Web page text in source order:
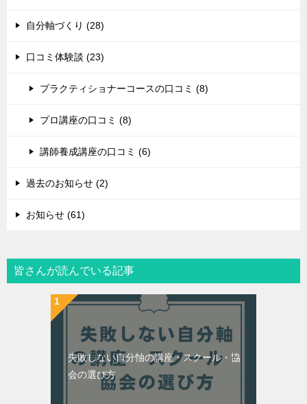
自分軸づくり (28)
口コミ体験談 (23)
プラクティショナーコースの口コミ (8)
プロ講座の口コミ (8)
講師養成講座の口コミ (6)
過去のお知らせ (2)
お知らせ (61)
皆さんが読んでいる記事
失敗しない自分軸の講座・スクール・協
会の選び方